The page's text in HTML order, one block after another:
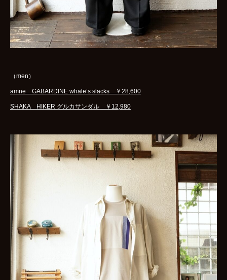
（men）
amne GABARDINE whale’s slacks ￥28,600
SHAKA HIKER グルカサンダル ￥12,980